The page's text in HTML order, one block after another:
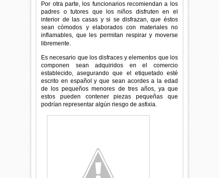
Por otra parte, los funcionarios recomiendan a los
padres o tutores que los niños disfruten en el
interior de las casas y si se disfrazan, que éstos
sean cómodos y elaborados con materiales no
inflamables, que les permitan respirar y moverse
libremente.
Es necesario que los disfraces y elementos que los
componen sean adquiridos en el comercio
establecido, asegurando que el etiquetado esté
escrito en español y que sean acordes a la edad
de los pequeños menores de tres años, ya que
estos pueden contener piezas pequeñas que
podrían representar algún riesgo de asfixia.